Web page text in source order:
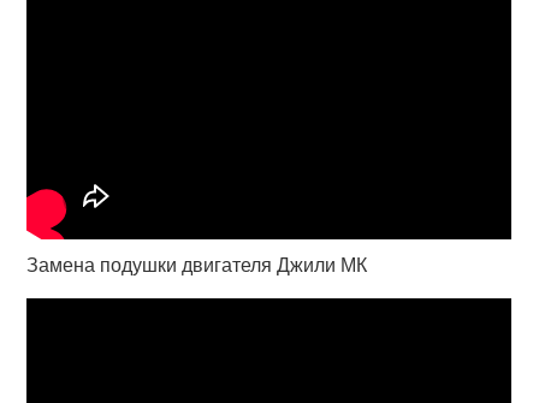
Замена подушки двигателя Джили МК